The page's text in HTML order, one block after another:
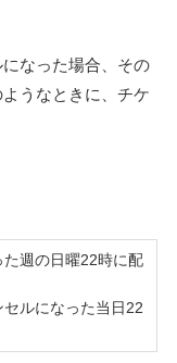
なった場合、その
うなときに、チケ
た週の日曜22時に配
セルになった当日22